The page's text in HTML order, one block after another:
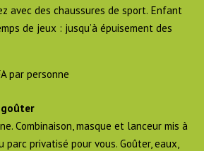
avec des chaussures de sport. Enfant
de jeux : jusqu’à épuisement des
par personne
Combinaison, masque et lanceur mis à
parc privatisé pour vous. Goûter, eaux,